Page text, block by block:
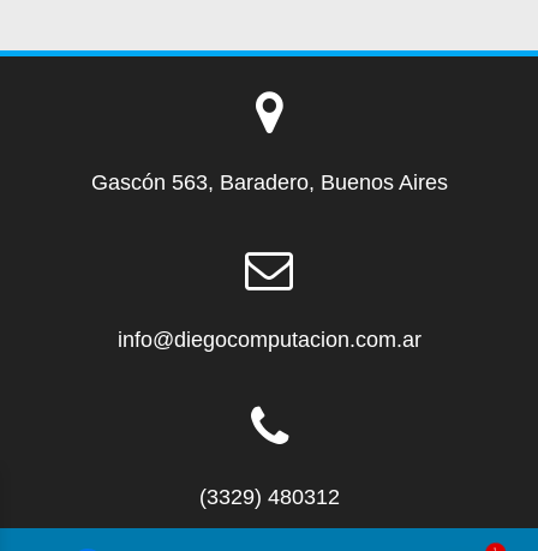
Gascón 563, Baradero, Buenos Aires
info@diegocomputacion.com.ar
(3329) 480312